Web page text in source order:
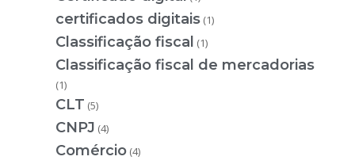
certificados digitais (1)
Classificação fiscal (1)
Classificação fiscal de mercadorias
(1)
CLT (5)
CNPJ (4)
Comércio (4)